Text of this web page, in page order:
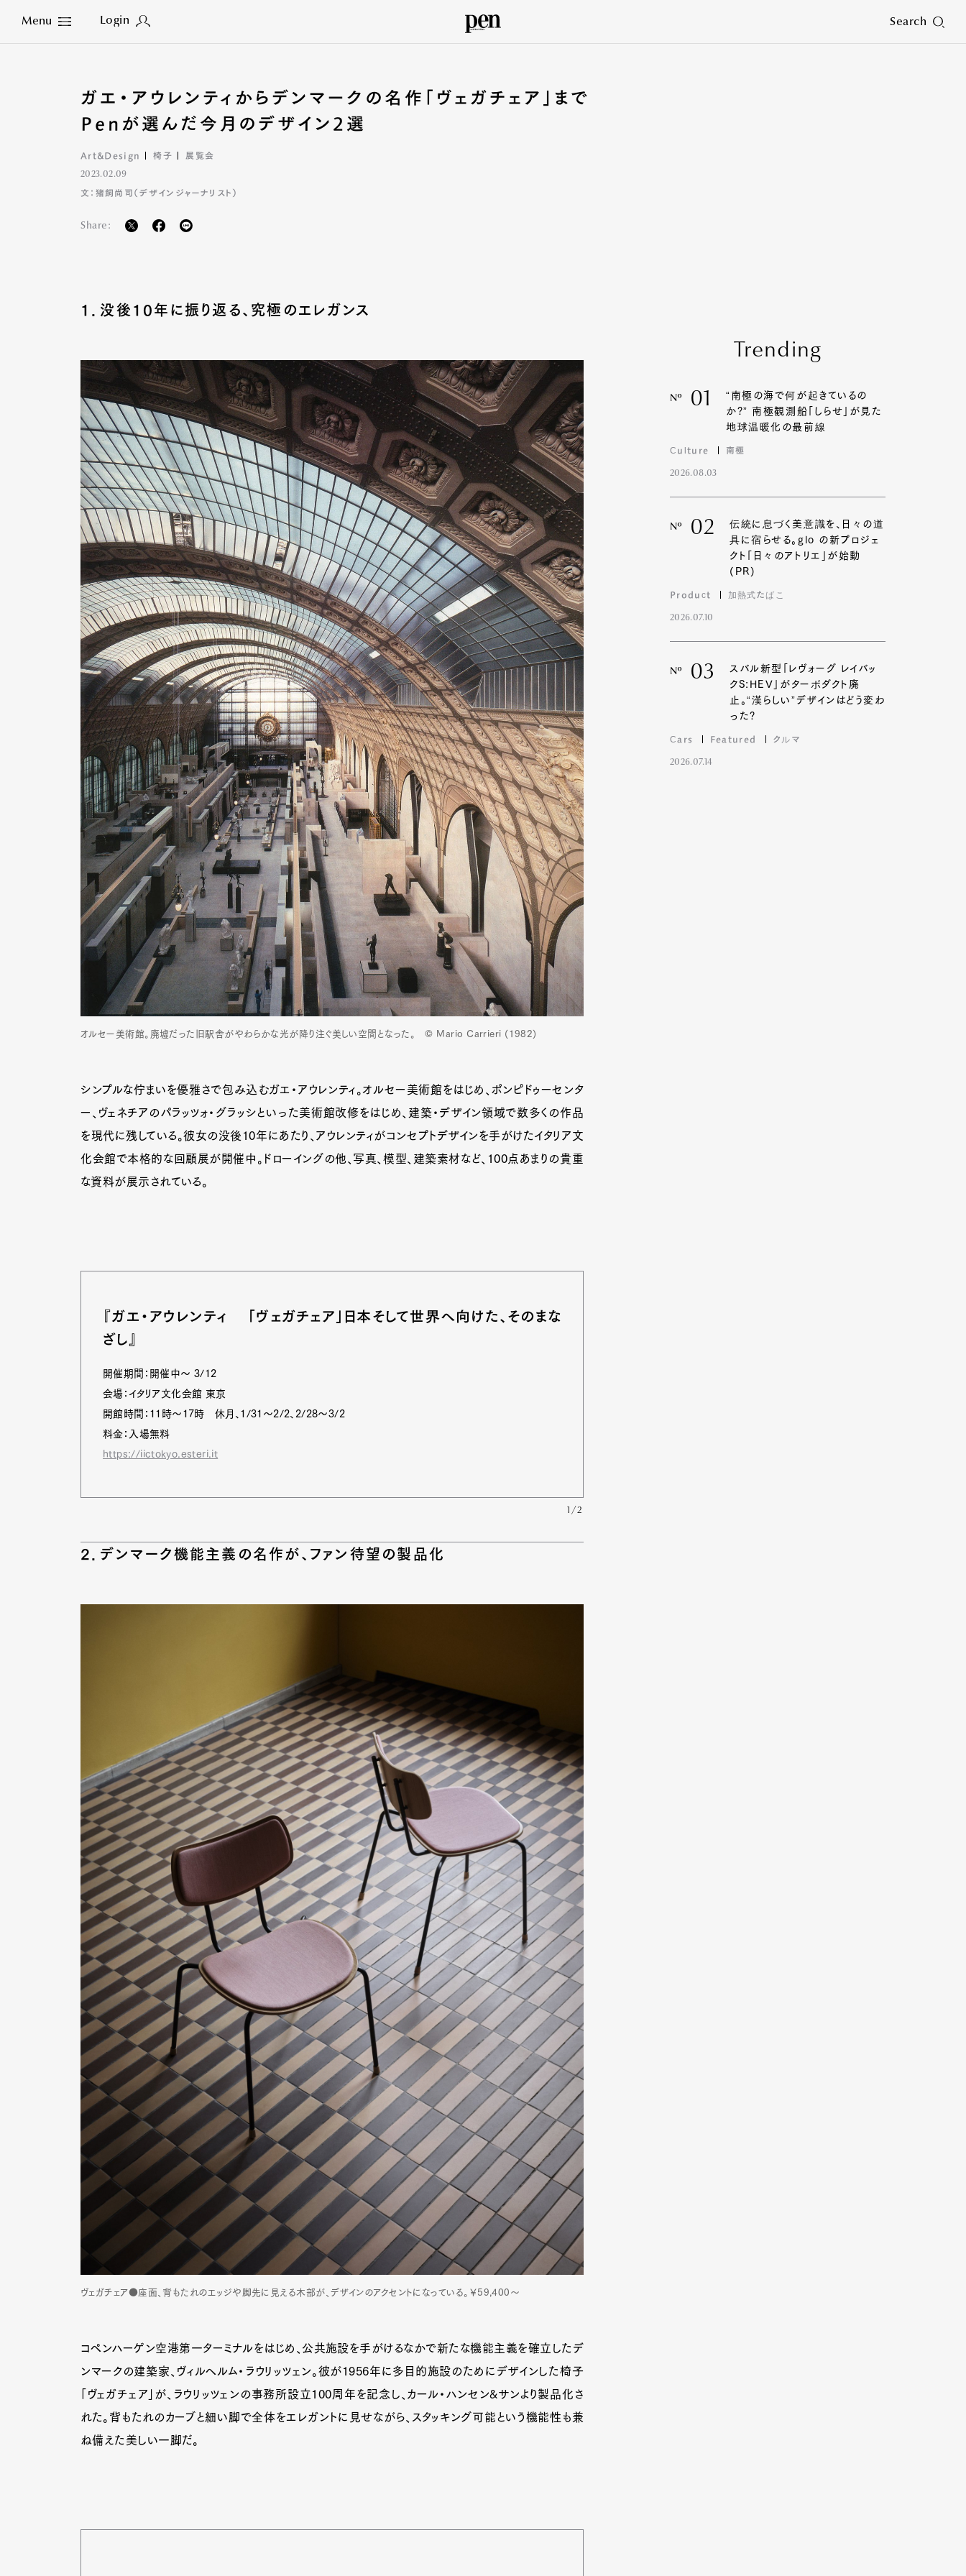
Menu Login Search
Close
Lifestyle
Pen Meet Pen international Pen tw
ガエ・アウレンティからデンマークの名作「ヴェガチェア」まで
Penが選んだ今月のデザイン2選
Art&Design 椅子 展覧会
2023.02.09
文：猪飼尚司（デザインジャーナリスト）
Share:
1．没後10年に振り返る、究極のエレガンス
オルセー美術館。廃墟だった旧駅舎がやわらかな光が降り注ぐ美しい空間となった。 © Mario Carrieri (1982)
シンプルな佇まいを優雅さで包み込むガエ・アウレンティ。オルセー美術館をはじめ、ポンピドゥーセンタ
ー、ヴェネチアのパラッツォ・グラッシといった美術館改修をはじめ、建築・デザイン領域で数多くの作品
を現代に残している。彼女の没後10年にあたり、アウレンティがコンセプトデザインを手がけたイタリア文
化会館で本格的な回顧展が開催中。ドローイングの他、写真、模型、建築素材など、100点あまりの貴重
な資料が展示されている。
『ガエ・アウレンティ 「ヴェガチェア」日本そして世界へ向けた、そのまな
ざし』
開催期間：開催中～ 3/12
会場：イタリア文化会館 東京
開館時間：11時～17時 休月、1/31～2/2、2/28～3/2
料金：入場無料
https://iictokyo.esteri.it
1/2
2．デンマーク機能主義の名作が、ファン待望の製品化
ヴェガチェア●座面、背もたれのエッジや脚先に見える木部が、デザインのアクセントになっている。￥59,400～
コペンハーゲン空港第一ターミナルをはじめ、公共施設を手がけるなかで新たな機能主義を確立したデ
ンマークの建築家、ヴィルヘルム・ラウリッツェン。彼が1956年に多目的施設のためにデザインした椅子
「ヴェガチェア」が、ラウリッツェンの事務所設立100周年を記念し、カール・ハンセン&サンより製品化さ
れた。背もたれのカーブと細い脚で全体をエレガントに見せながら、スタッキング可能という機能性も兼
ね備えた美しい一脚だ。
Trending
Nº 01
“南極の海で何が起きているの
か?” 南極観測船「しらせ」が見た
地球温暖化の最前線
Culture 南極
2026.08.03
Nº 02
伝統に息づく美意識を、日々の道
具に宿らせる。glo の新プロジェ
クト「日々のアトリエ」が始動
(PR)
Product 加熱式たばこ
2026.07.10
Nº 03
スバル新型「レヴォーグ レイバッ
クS:HEV」がターボダクト廃
止。“漢らしい”デザインはどう変わ
った?
Cars Featured クルマ
2026.07.14